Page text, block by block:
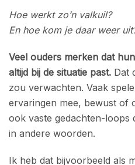
Hoe werkt zo’n valkuil?
En hoe kom je daar weer
Veel ouders merken dat
altijd bij de situatie past. Dat
zou verwachten. Vaak
ervaringen mee, bewust of
ook vaste gedachten-loops
in andere woorden.
Ik heb dat bijvoorbeeld als